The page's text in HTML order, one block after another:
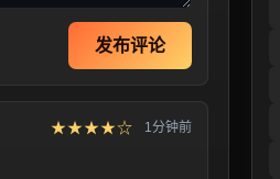
发布评论
★★★★☆ 1分钟前